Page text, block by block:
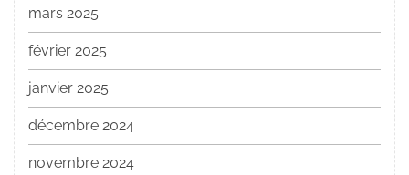
mars 2025
février 2025
janvier 2025
décembre 2024
novembre 2024